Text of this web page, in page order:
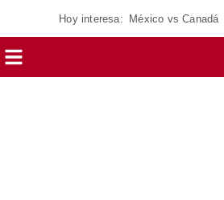
Hoy interesa: México vs Canadá